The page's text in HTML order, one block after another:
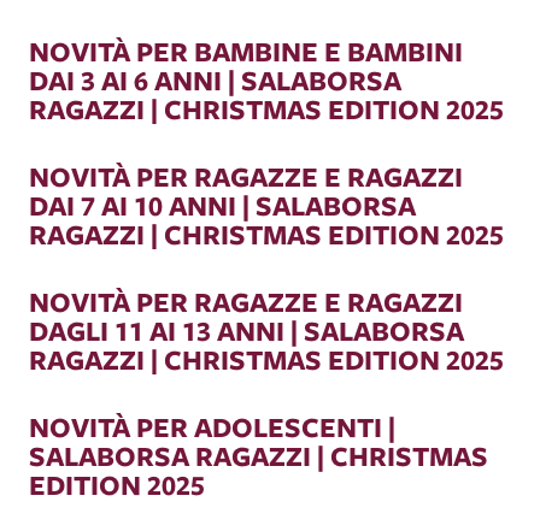
NOVITÀ PER BAMBINE E BAMBINI
DAI 3 AI 6 ANNI | SALABORSA
RAGAZZI | CHRISTMAS EDITION 2025
NOVITÀ PER RAGAZZE E RAGAZZI
DAI 7 AI 10 ANNI | SALABORSA
RAGAZZI | CHRISTMAS EDITION 2025
NOVITÀ PER RAGAZZE E RAGAZZI
DAGLI 11 AI 13 ANNI | SALABORSA
RAGAZZI | CHRISTMAS EDITION 2025
NOVITÀ PER ADOLESCENTI |
SALABORSA RAGAZZI | CHRISTMAS
EDITION 2025